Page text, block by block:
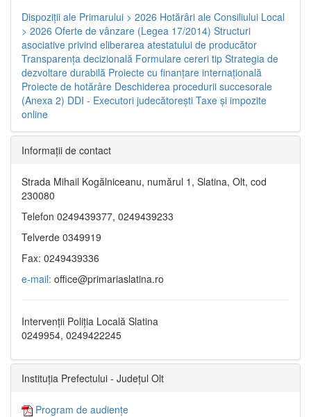
Dispoziţii ale Primarului > 2026 Hotărâri ale Consiliului Local
> 2026 Oferte de vânzare (Legea 17/2014) Structuri
asociative privind eliberarea atestatului de producător
Transparenţa decizională Formulare cereri tip Strategia de
dezvoltare durabilă Proiecte cu finanţare internaţională
Proiecte de hotărâre Deschiderea procedurii succesorale
(Anexa 2) DDI - Executori judecătorești Taxe şi impozite
online
Informaţii de contact
Strada Mihail Kogălniceanu, numărul 1, Slatina, Olt, cod
230080
Telefon 0249439377, 0249439233
Telverde 0349919
Fax: 0249439336
e-mail: office@primariaslatina.ro
Intervenții Poliția Locală Slatina
0249954, 0249422245
Instituția Prefectului - Județul Olt
Program de audiențe